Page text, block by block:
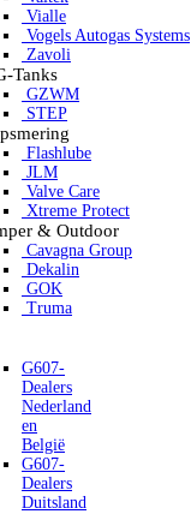
Vialle
Vogels Autogas Systems
Zavoli
Tanks
GZWM
STEP
Flashlube
JLM
Valve Care
Xtreme Protect
& Outdoor
Cavagna Group
Dekalin
GOK
Truma
G607-
Dealers
Nederland
en
België
G607-
Dealers
Duitsland